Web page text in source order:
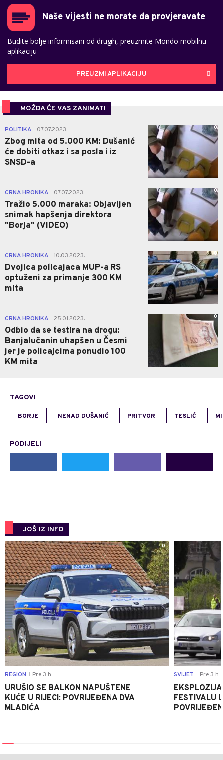
Naše vijesti ne morate da provjeravate
Budite bolje informisani od drugih, preuzmite Mondo mobilnu
aplikaciju
PREUZMI APLIKACIJU
MOŽDA ĆE VAS ZANIMATI
POLITIKA 07.07.2023.
Zbog mita od 5.000 KM: Dušanić
će dobiti otkaz i sa posla i iz
SNSD-a
0
CRNA HRONIKA 07.07.2023.
Tražio 5.000 maraka: Objavljen
snimak hapšenja direktora
"Borja" (VIDEO)
0
CRNA HRONIKA 10.03.2023.
Dvojica policajaca MUP-a RS
optuženi za primanje 300 KM
mita
0
CRNA HRONIKA 25.01.2023.
Odbio da se testira na drogu:
Banjalučanin uhapšen u Česmi
jer je policajcima ponudio 100
KM mita
0
TAGOVI
BORJE NENAD DUŠANIĆ PRITVOR TESLIĆ
PODIJELI
JOŠ IZ INFO
0
REGION Pre 3 h
URUŠIO SE BALKON NAPUŠTENE
KUĆE U RIJECI: POVRIJEĐENA DVA
MLADIĆA
SVIJET Pre 3 h
FESTIVALU